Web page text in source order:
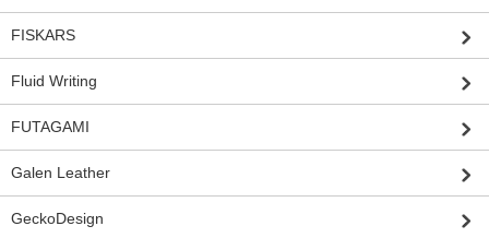
FISKARS
Fluid Writing
FUTAGAMI
Galen Leather
GeckoDesign